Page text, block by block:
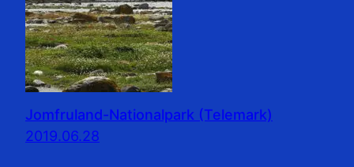
Jomfruland-Nationalpark (Telemark)
2019.06.28